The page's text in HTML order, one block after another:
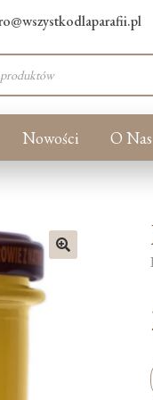
Nowości O Nas